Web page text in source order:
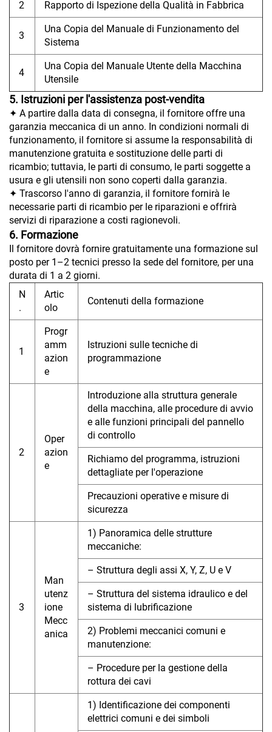
2 Rapporto di Ispezione della Qualità in Fabbrica
3
Una Copia del Manuale di Funzionamento del
Sistema
4
Una Copia del Manuale Utente della Macchina
Utensile
5. Istruzioni per l'assistenza post-vendita
✦ A partire dalla data di consegna, il fornitore offre una
garanzia meccanica di un anno. In condizioni normali di
funzionamento, il fornitore si assume la responsabilità di
manutenzione gratuita e sostituzione delle parti di
ricambio; tuttavia, le parti di consumo, le parti soggette a
usura e gli utensili non sono coperti dalla garanzia.
✦ Trascorso l'anno di garanzia, il fornitore fornirà le
necessarie parti di ricambio per le riparazioni e offrirà
servizi di riparazione a costi ragionevoli.
6. Formazione
Il fornitore dovrà fornire gratuitamente una formazione sul
posto per 1–2 tecnici presso la sede del fornitore, per una
durata di 1 a 2 giorni.
N
.
Artic
olo
Contenuti della formazione
1
Progr
amm
azion
e
Istruzioni sulle tecniche di
programmazione
2
Oper
azion
e
Introduzione alla struttura generale
della macchina, alle procedure di avvio
e alle funzioni principali del pannello
di controllo
Richiamo del programma, istruzioni
dettagliate per l'operazione
Precauzioni operative e misure di
sicurezza
3
Man
utenz
ione
Mecc
anica
1) Panoramica delle strutture
meccaniche:
– Struttura degli assi X, Y, Z, U e V
– Struttura del sistema idraulico e del
sistema di lubrificazione
2) Problemi meccanici comuni e
manutenzione:
– Procedure per la gestione della
rottura dei cavi
1) Identificazione dei componenti
elettrici comuni e dei simboli